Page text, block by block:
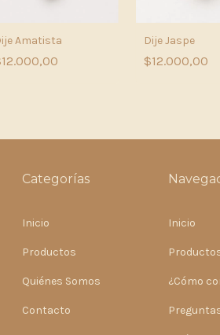
Amatista Dije Jaspe
$12.000,00
Categorías
Inicio
Productos
Quiénes Somos
Contacto
Inicio
¿Cómo